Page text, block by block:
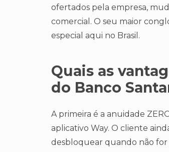
ofertados pela empresa,
comercial. O seu maior
especial aqui no Brasil.
Quais as
do Banco
A primeira é a anuidade
aplicativo Way. O cliente
desbloquear quando não for